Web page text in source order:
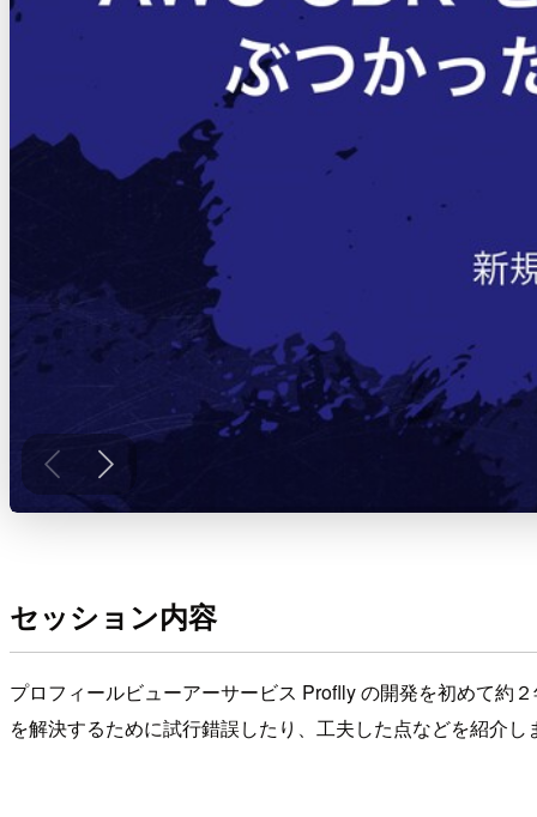
セッション内容
プロフィールビューアーサービス Proflly の開発を初めて約
を解決するために試行錯誤したり、工夫した点などを紹介し